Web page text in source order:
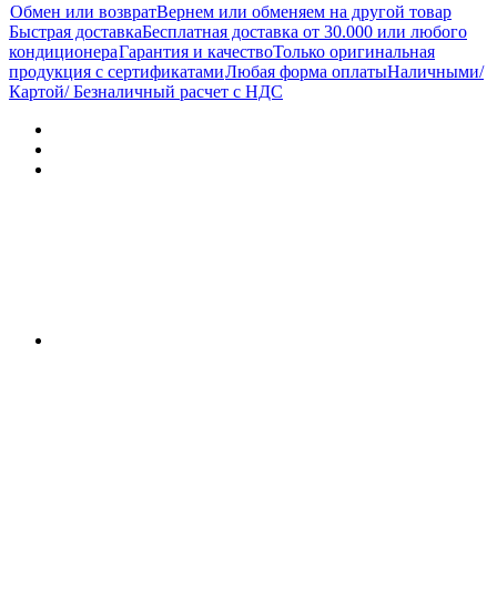
Обмен или возвратВернем или обменяем на другой товар
Быстрая доставкаБесплатная доставка от 30.000 или любого
кондиционераГарантия и качествоТолько оригинальная
продукция с сертификатамиЛюбая форма оплатыНаличными/
Картой/ Безналичный расчет с НДС